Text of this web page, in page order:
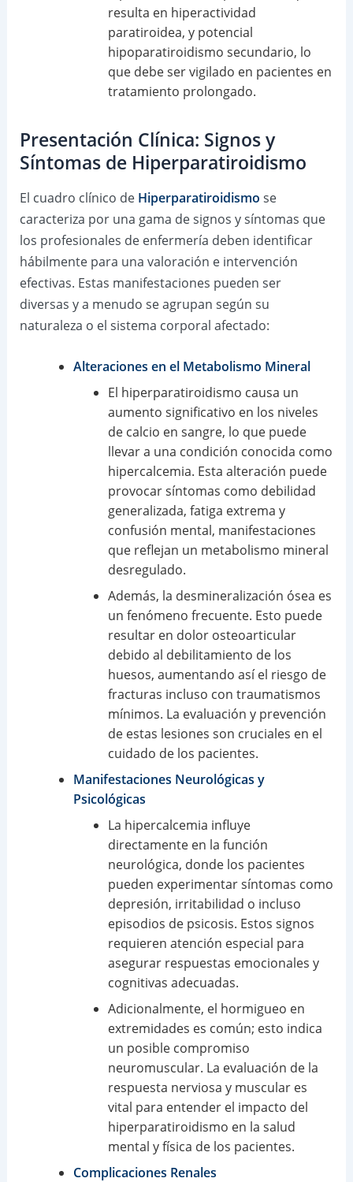
resulta en hiperactividad
paratiroidea, y potencial
hipoparatiroidismo secundario, lo
que debe ser vigilado en pacientes en
tratamiento prolongado.
Presentación Clínica: Signos y
Síntomas de Hiperparatiroidismo
El cuadro clínico de Hiperparatiroidismo se
caracteriza por una gama de signos y síntomas que
los profesionales de enfermería deben identificar
hábilmente para una valoración e intervención
efectivas. Estas manifestaciones pueden ser
diversas y a menudo se agrupan según su
naturaleza o el sistema corporal afectado:
Alteraciones en el Metabolismo Mineral
El hiperparatiroidismo causa un
aumento significativo en los niveles
de calcio en sangre, lo que puede
llevar a una condición conocida como
hipercalcemia. Esta alteración puede
provocar síntomas como debilidad
generalizada, fatiga extrema y
confusión mental, manifestaciones
que reflejan un metabolismo mineral
desregulado.
Además, la desmineralización ósea es
un fenómeno frecuente. Esto puede
resultar en dolor osteoarticular
debido al debilitamiento de los
huesos, aumentando así el riesgo de
fracturas incluso con traumatismos
mínimos. La evaluación y prevención
de estas lesiones son cruciales en el
cuidado de los pacientes.
Manifestaciones Neurológicas y
Psicológicas
La hipercalcemia influye
directamente en la función
neurológica, donde los pacientes
pueden experimentar síntomas como
depresión, irritabilidad o incluso
episodios de psicosis. Estos signos
requieren atención especial para
asegurar respuestas emocionales y
cognitivas adecuadas.
Adicionalmente, el hormigueo en
extremidades es común; esto indica
un posible compromiso
neuromuscular. La evaluación de la
respuesta nerviosa y muscular es
vital para entender el impacto del
hiperparatiroidismo en la salud
mental y física de los pacientes.
Complicaciones Renales